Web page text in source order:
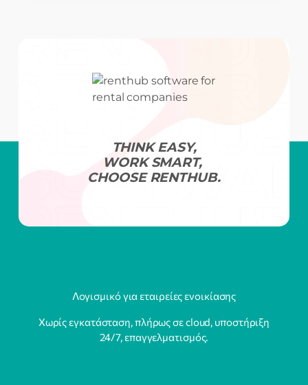
THINK EASY,
WORK SMART,
CHOOSE RENTHUB.
Λογισμικό για εταιρείες ενοικίασης
Χωρίς εγκατάσταση, πλήρως σε cloud, υποστήριξη
24/7, επαγγελματισμός.